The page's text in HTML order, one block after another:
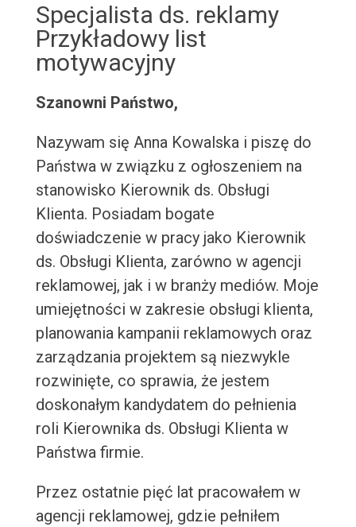
Specjalista ds. reklamy
Przykładowy list
motywacyjny
Szanowni Państwo,
Nazywam się Anna Kowalska i piszę do
Państwa w związku z ogłoszeniem na
stanowisko Kierownik ds. Obsługi
Klienta. Posiadam bogate
doświadczenie w pracy jako Kierownik
ds. Obsługi Klienta, zarówno w agencji
reklamowej, jak i w branży mediów. Moje
umiejętności w zakresie obsługi klienta,
planowania kampanii reklamowych oraz
zarządzania projektem są niezwykle
rozwinięte, co sprawia, że jestem
doskonałym kandydatem do pełnienia
roli Kierownika ds. Obsługi Klienta w
Państwa firmie.
Przez ostatnie pięć lat pracowałem w
agencji reklamowej, gdzie pełniłem